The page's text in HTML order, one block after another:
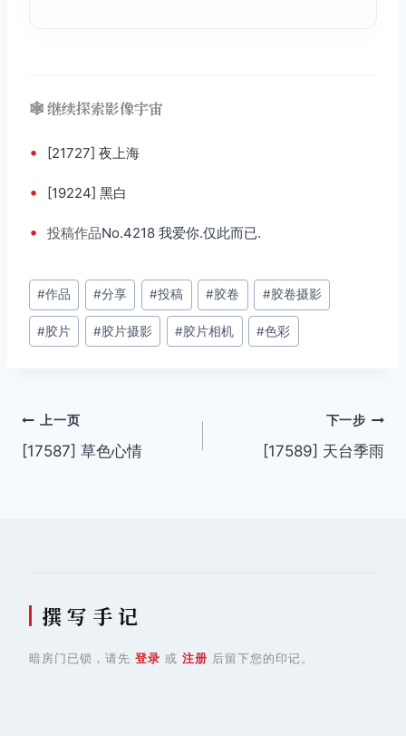
🕸️ 继续探索影像宇宙
• [21727] 夜上海
• [19224] 黑白
• 投稿作品No.4218 我爱你.仅此而已.
文
章
标
#作品 #分享 #投稿 #胶卷 #胶卷摄影
#胶片 #胶片摄影 #胶片相机 #色彩
文
章
上一页
[17587] 草色心情
下一步
[17589] 天台季雨
撰 写 手 记
暗房门已锁，请先 登录 或 注册 后留下您的印记。